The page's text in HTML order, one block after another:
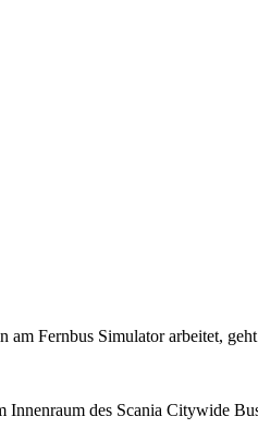
am Fernbus Simulator arbeitet,
Innenraum des Scania Citywide